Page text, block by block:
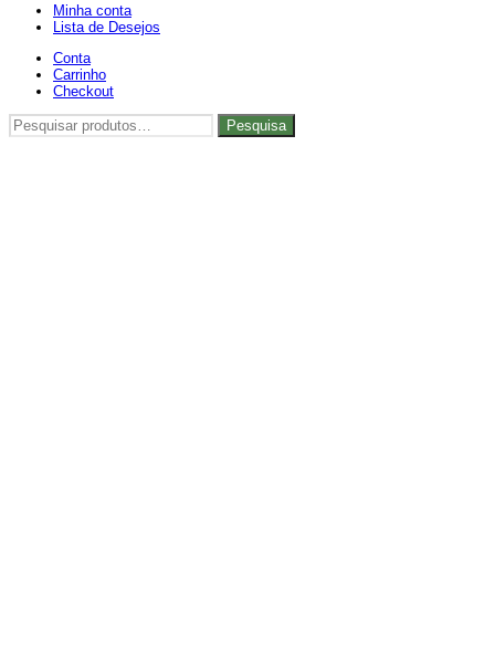
Minha conta
Lista de Desejos
Conta
Carrinho
Checkout
Pesquisar
por:
Pesquisa